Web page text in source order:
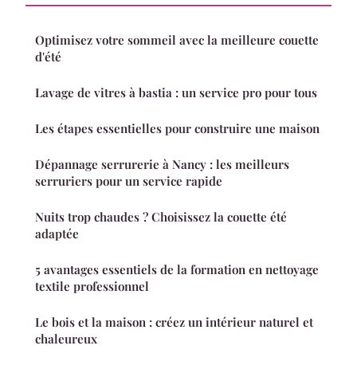
Optimisez votre sommeil avec la meilleure couette
d'été
Lavage de vitres à bastia : un service pro pour tous
Les étapes essentielles pour construire une maison
Dépannage serrurerie à Nancy : les meilleurs
serruriers pour un service rapide
Nuits trop chaudes ? Choisissez la couette été
adaptée
5 avantages essentiels de la formation en nettoyage
textile professionnel
Le bois et la maison : créez un intérieur naturel et
chaleureux